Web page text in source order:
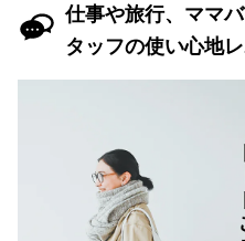
仕事や旅行、ママ
タッフの使い心地